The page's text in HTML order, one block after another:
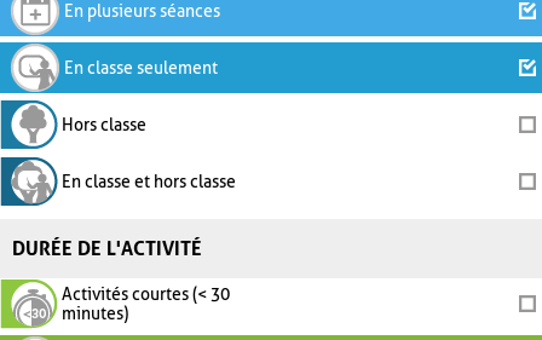
En plusieurs séances
En classe seulement
Hors classe
En classe et hors classe
DURÉE DE L'ACTIVITÉ
Activités courtes (< 30
minutes)